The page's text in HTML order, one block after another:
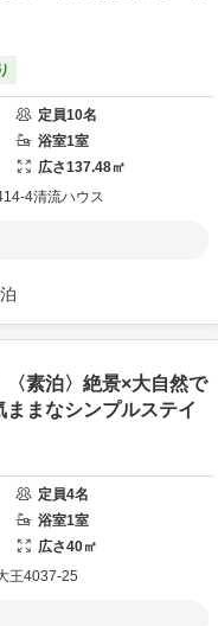
定員10名
浴室1室
広さ137.48㎡
4清流ハウス
泊
〈素泊〉絶景×大自然で
ままなシンプルステイ
定員4名
浴室1室
広さ40㎡
王4037-25